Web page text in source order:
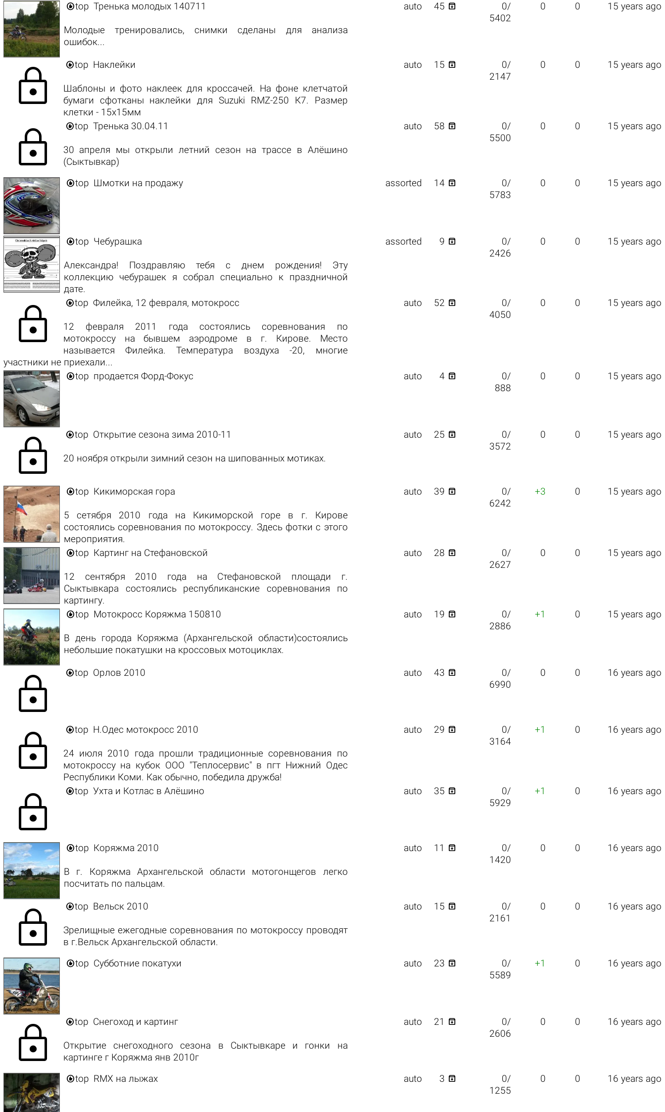
top Тренька молодых 140711
Молодые тренировались, снимки сделаны для анализа
ошибок...
auto 45 
0/
5402
0 0 15 years ago
lock top Наклейки
Шаблоны и фото наклеек для кроссачей. На фоне клетчатой
бумаги сфотканы наклейки для Suzuki RMZ-250 К7. Размер
клетки - 15х15мм
auto 15 
0/
2147
0 0 15 years ago
lock top Тренька 30.04.11
30 апреля мы открыли летний сезон на трассе в Алёшино
(Сыктывкар)
auto 58 
0/
5500
0 0 15 years ago
top Шмотки на продажу assorted 14 
0/
5783
0 0 15 years ago
top Чебурашка
Александра! Поздравляю тебя с днем рождения! Эту
коллекцию чебурашек я собрал специально к праздничной
дате.
assorted 9 
0/
2426
0 0 15 years ago
lock top Филейка, 12 февраля, мотокросс
12 февраля 2011 года состоялись соревнования по
мотокроссу на бывшем аэродроме в г. Кирове. Место
называется Филейка. Температура воздуха -20, многие
участники не приехали...
auto 52 
0/
4050
0 0 15 years ago
top продается Форд-Фокус auto 4 
0/
888
0 0 15 years ago
lock top Открытие сезона зима 2010-11
20 ноября открыли зимний сезон на шипованных мотиках.
auto 25 
0/
3572
0 0 15 years ago
top Кикиморская гора
5 сетября 2010 года на Кикиморской горе в г. Кирове
состоялись соревнования по мотокроссу. Здесь фотки с этого
мероприятия.
auto 39 
0/
6242
+3 0 15 years ago
top Картинг на Стефановской
12 сентября 2010 года на Стефановской площади г.
Сыктывкара состоялись республиканские соревнования по
картингу.
auto 28 
0/
2627
0 0 15 years ago
top Мотокросс Коряжма 150810
В день города Коряжма (Архангельской области)состоялись
небольшие покатушки на кроссовых мотоциклах.
auto 19 
0/
2886
+1 0 15 years ago
lock top Орлов 2010 auto 43 
0/
6990
0 0 16 years ago
lock top Н.Одес мотокросс 2010
24 июля 2010 года прошли традиционные соревнования по
мотокроссу на кубок ООО "Теплосервис" в пгт Нижний Одес
Республики Коми. Как обычно, победила дружба!
auto 29 
0/
3164
+1 0 16 years ago
lock top Ухта и Котлас в Алёшино auto 35 
0/
5929
+1 0 16 years ago
top Коряжма 2010
В г. Коряжма Архангельской области мотогонщегов легко
посчитать по пальцам.
auto 11 
0/
1420
0 0 16 years ago
lock top Вельск 2010
Зрелищные ежегодные соревнования по мотокроссу проводят
в г.Вельск Архангельской области.
auto 15 
0/
2161
0 0 16 years ago
top Субботние покатухи auto 23 
0/
5589
+1 0 16 years ago
lock top Снегоход и картинг
Открытие снегоходного сезона в Сыктывкаре и гонки на
картинге г Коряжма янв 2010г
auto 21 
0/
2606
0 0 16 years ago
top RMX на лыжах auto 3 
0/
1255
0 0 16 years ago